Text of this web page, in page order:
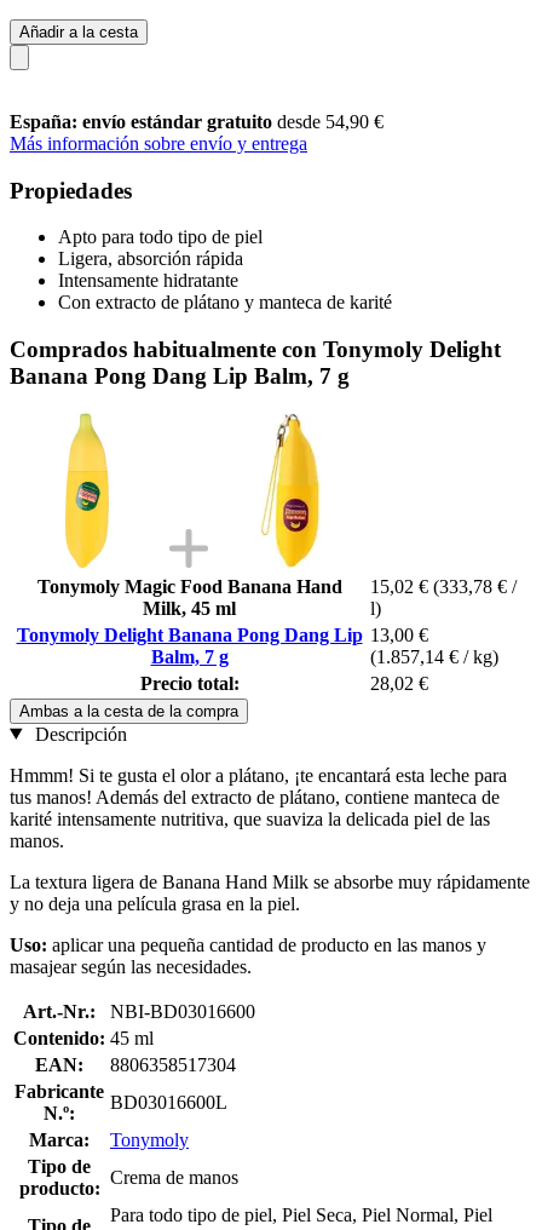
Añadir a la cesta
España: envío estándar gratuito desde 54,90 €
Más información sobre envío y entrega
Propiedades
Apto para todo tipo de piel
Ligera, absorción rápida
Intensamente hidratante
Con extracto de plátano y manteca de karité
Comprados habitualmente con Tonymoly Delight
Banana Pong Dang Lip Balm, 7 g
Tonymoly Magic Food Banana Hand
Milk, 45 ml
15,02 € (333,78 € /
l)
Tonymoly Delight Banana Pong Dang Lip
Balm, 7 g
13,00 €
(1.857,14 € / kg)
Precio total:
28,02 €
Ambas a la cesta de la compra
Descripción
Hmmm! Si te gusta el olor a plátano, ¡te encantará esta leche para
tus manos! Además del extracto de plátano, contiene manteca de
karité intensamente nutritiva, que suaviza la delicada piel de las
manos.
La textura ligera de Banana Hand Milk se absorbe muy rápidamente
y no deja una película grasa en la piel.
Uso: aplicar una pequeña cantidad de producto en las manos y
masajear según las necesidades.
Art.-Nr.:
NBI-BD03016600
Contenido: 45 ml
EAN:
8806358517304
Fabricante
N.º:
BD03016600L
Marca:
Tonymoly
Tipo de
producto:
Crema de manos
Tipo de
Para todo tipo de piel, Piel Seca, Piel Normal, Piel